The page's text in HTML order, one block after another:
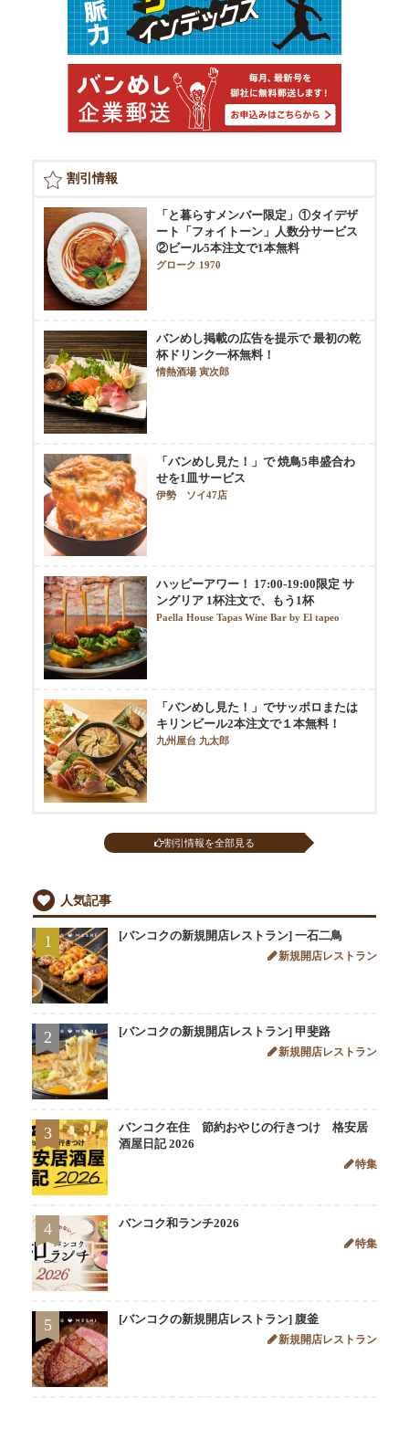
割引情報
「と暮らすメンバー限定」①タイデザ
ート「フォイトーン」人数分サービス
②ビール5本注文で1本無料
グローク 1970
バンめし掲載の広告を提示で 最初の乾
杯ドリンク一杯無料！
情熱酒場 寅次郎
「バンめし見た！」で 焼鳥5串盛合わ
せを1皿サービス
伊勢 ソイ47店
ハッピーアワー！ 17:00-19:00限定 サ
ングリア 1杯注文で、もう1杯
Paella House Tapas Wine Bar by El tapeo
「バンめし見た！」でサッポロまたは
キリンビール2本注文で１本無料！
九州屋台 九太郎
割引情報を全部見る
人気記事
1 [バンコクの新規開店レストラン] 一石二鳥
新規開店レストラン
2 [バンコクの新規開店レストラン] 甲斐路
新規開店レストラン
3
バンコク在住 節約おやじの行きつけ 格安居
酒屋日記 2026
特集
4 バンコク和ランチ2026
特集
5 [バンコクの新規開店レストラン] 腹釜
新規開店レストラン